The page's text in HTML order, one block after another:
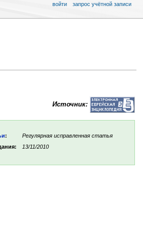
Источник:
:
Регулярная исправленная статья
13/11/2010
войти запрос учётной записи